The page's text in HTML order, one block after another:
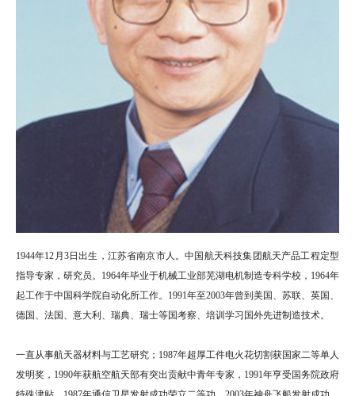
1944年12月3日出生，江苏省南京市人。中国航天科技集团航天产品工程定型
指导专家，研究员。1964年毕业于机械工业部芜湖电机制造专科学校，1964年
起工作于中国科学院自动化所工作。1991年至2003年曾到美国、苏联、英国、
德国、法国、意大利、瑞典、瑞士等国考察、培训学习国外先进制造技术。
一直从事航天器材料与工艺研究；1987年超厚工件电火花切割获国家二等单人
发明奖，1990年获航空航天部有突出贡献中青年专家，1991年亨受国务院政府